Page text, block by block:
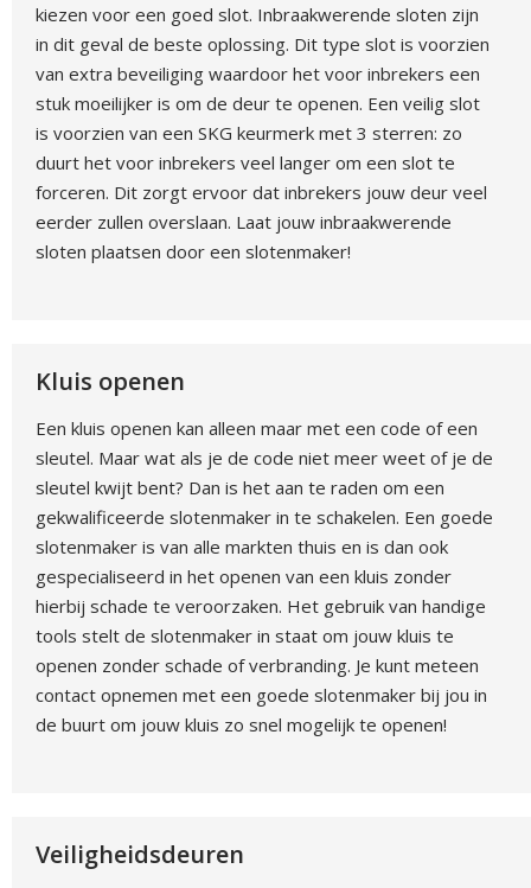
kiezen voor een goed slot. Inbraakwerende sloten zijn
in dit geval de beste oplossing. Dit type slot is voorzien
van extra beveiliging waardoor het voor inbrekers een
stuk moeilijker is om de deur te openen. Een veilig slot
is voorzien van een SKG keurmerk met 3 sterren: zo
duurt het voor inbrekers veel langer om een slot te
forceren. Dit zorgt ervoor dat inbrekers jouw deur veel
eerder zullen overslaan. Laat jouw inbraakwerende
sloten plaatsen door een slotenmaker!
Kluis openen
Een kluis openen kan alleen maar met een code of een
sleutel. Maar wat als je de code niet meer weet of je de
sleutel kwijt bent? Dan is het aan te raden om een
gekwalificeerde slotenmaker in te schakelen. Een goede
slotenmaker is van alle markten thuis en is dan ook
gespecialiseerd in het openen van een kluis zonder
hierbij schade te veroorzaken. Het gebruik van handige
tools stelt de slotenmaker in staat om jouw kluis te
openen zonder schade of verbranding. Je kunt meteen
contact opnemen met een goede slotenmaker bij jou in
de buurt om jouw kluis zo snel mogelijk te openen!
Veiligheidsdeuren